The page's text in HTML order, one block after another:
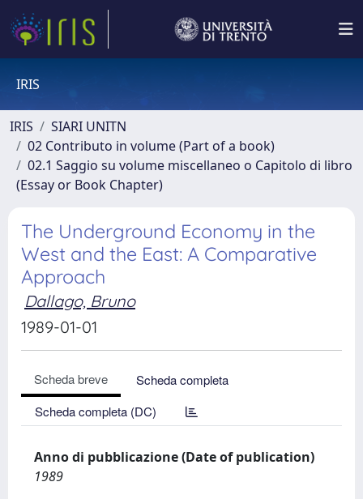
IRIS
IRIS
SIARI UNITN
02 Contributo in volume (Part of a book)
02.1 Saggio su volume miscellaneo o Capitolo di libro
(Essay or Book Chapter)
The Underground Economy in the
West and the East: A Comparative
Approach
Dallago, Bruno
1989-01-01
Scheda breve
Scheda completa
Scheda completa (DC)
Anno di pubblicazione (Date of publication)
1989